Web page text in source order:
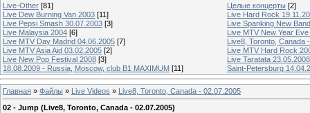
Live-Other [81] Целые концерты [2]
Live Dew Burning Van 2003 [11]
Live Hard Rock
Live Pepsi Smash 30.07.2003 [3]
Live Spanking New
Live Malaysia 2004 [6]
Live MTV New Year
Live MTV Day Madrid 04.06.2005 [7]
Live8, Toronto, Canada
Live MTV Asia Aid 03.02.2005 [2]
Live MTV Hard Rock
Live New Pop Festival 2008 [3]
Live Taratata 23.05.2008
18.08.2009 - Russia, Moscow, club B1 MAXIMUM [11] Saint-Petersburg
Главная » Файлы » Live Videos » Live8, Toronto, Canada - 02.07.2005
02 - Jump (Live8, Toronto, Canada - 02.07.2005)